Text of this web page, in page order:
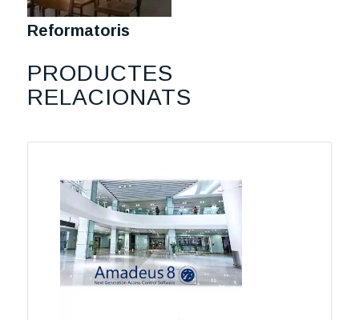
Reformatoris
PRODUCTES
RELACIONATS